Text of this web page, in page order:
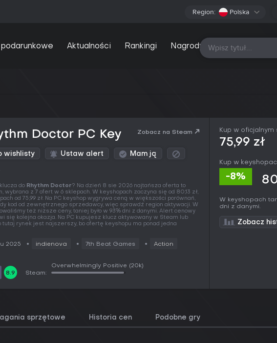
Region: Polska
podarunkowe Aktualności Rankingi Nagrody Wszystkie platformy
Doctor PC Key Zobacz na Steam
wishlisty Ustaw alert Mam ją
do Rhythm Doctor? Na dzień 8 sie 2026 najtańsza oferta to
wybrana z 7 ofert w 6 sklepach. W keyshopach zaczyna się od 80,13 zł,
od 75,99 zł. Na PC keyshop wygrywa ceną w większości porównań,
kod od zewnętrznego sprzedawcy, więc sprawdź region aktywacji. W
też niższe ceny, taniej było w 93% dni z danymi. Alert cenowy
się kolejna okazja. Na PC kupujesz klucz aktywowany w Steam lub
tutaj rynek jest najszerszy, bo ofertę keyshopu ma ponad jedna
2025 indienova 7th Beat Games Action
8.9 Steam:
Overwhelmingly Positive (20k)
Kup w oficjalnym
75,99 zł
Kup w
-8%
W keyshopach
dni z danymi.
Zobacz
sprzętowe Historia cen Podobne gry